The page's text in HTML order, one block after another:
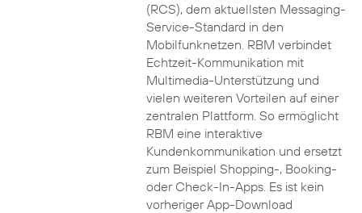
(RCS), dem aktuellsten Messaging-
Service-Standard in den
Mobilfunknetzen. RBM verbindet
Echtzeit-Kommunikation mit
Multimedia-Unterstützung und
vielen weiteren Vorteilen auf einer
zentralen Plattform. So ermöglicht
RBM eine interaktive
Kundenkommunikation und ersetzt
zum Beispiel Shopping-, Booking-
oder Check-In-Apps. Es ist kein
vorheriger App-Download